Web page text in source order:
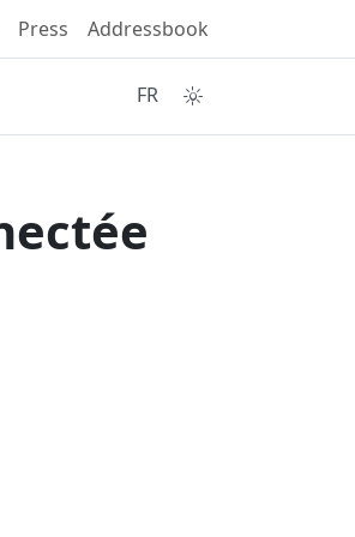
Press Addressbook
FR